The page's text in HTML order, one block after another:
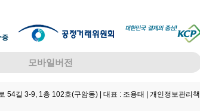
모바일버전
54길 3-9, 1층 102호(구암동) | 대표 : 조용태 | 개인정보관리책